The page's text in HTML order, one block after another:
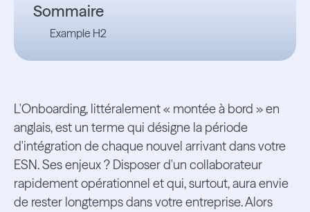
Sommaire
Example H2
L'Onboarding, littéralement « montée à bord » en
anglais, est un terme qui désigne la période
d'intégration de chaque nouvel arrivant dans votre
ESN. Ses enjeux ? Disposer d'un collaborateur
rapidement opérationnel et qui, surtout, aura envie
de rester longtemps dans votre entreprise. Alors